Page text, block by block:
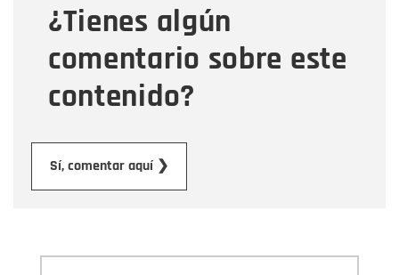
¿Tienes algún
comentario sobre este
contenido?
Sí, comentar aquí ❯
Mensaje